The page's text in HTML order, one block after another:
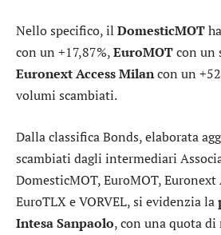
Nello specifico, il DomesticMOT
con un +17,87%,EuroMOTcon un
Euronext Access Milancon un
volumi scambiati.
Dalla classifica Bonds, elaborata
scambiati dagli intermediari
DomesticMOT, EuroMOT, Euronext
EuroTLX e VORVEL, si evidenzia la
Intesa Sanpaolo, con una quota di